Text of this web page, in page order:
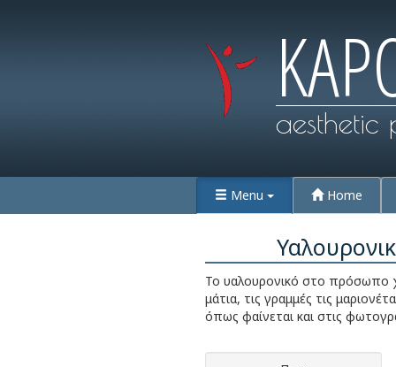
aesthetic
Menu Home
Το υαλουρονικό στο πρόσωπο
μάτια, τις γραμμές τις
όπως φαίνεται και στις